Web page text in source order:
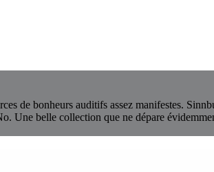
de bonheurs auditifs assez manifestes.
Une belle collection que ne dépare